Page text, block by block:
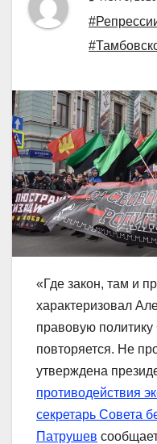
«Где закон, там и
характеризовал
правовую
повторяется. Не
утверждена
противодействия
секретарь Совета
Патрушев